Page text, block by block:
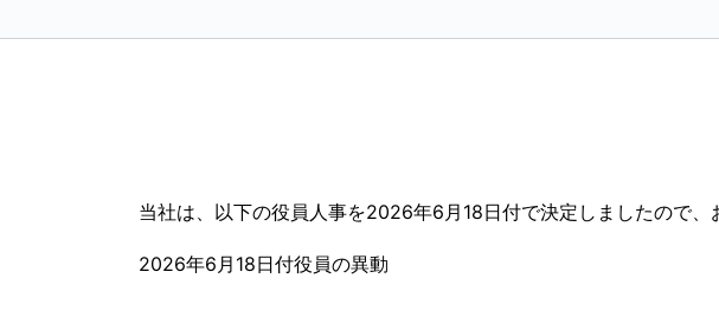
当社は、以下の役員人事を2026年6月18日付で決定しましたので、
2026年6月18日付役員の異動